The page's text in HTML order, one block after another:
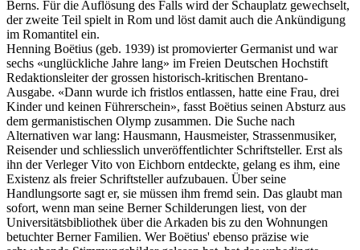
Berns. Für die Auflösung des Falls wird der Schauplatz gewechselt,
der zweite Teil spielt in Rom und löst damit auch die Ankündigung
im Romantitel ein.
Henning Boëtius (geb. 1939) ist promovierter Germanist und war
sechs «unglückliche Jahre lang» im Freien Deutschen Hochstift
Redaktionsleiter der grossen historisch-kritischen Brentano-
Ausgabe. «Dann wurde ich fristlos entlassen, hatte eine Frau, drei
Kinder und keinen Führerschein», fasst Boëtius seinen Absturz aus
dem germanistischen Olymp zusammen. Die Suche nach
Alternativen war lang: Hausmann, Hausmeister, Strassenmusiker,
Reisender und schliesslich unveröffentlichter Schriftsteller. Erst als
ihn der Verleger Vito von Eichborn entdeckte, gelang es ihm, eine
Existenz als freier Schriftsteller aufzubauen. Über seine
Handlungsorte sagt er, sie müssen ihm fremd sein. Das glaubt man
sofort, wenn man seine Berner Schilderungen liest, von der
Universitätsbibliothek über die Arkaden bis zu den Wohnungen
betuchter Berner Familien. Wer Boëtius' ebenso präzise wie